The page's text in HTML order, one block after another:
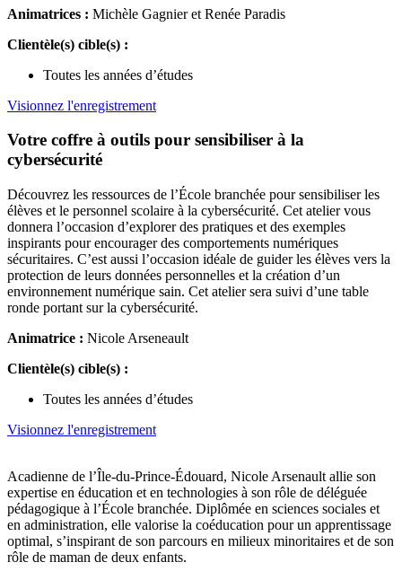
Animatrices : Michèle Gagnier et Renée Paradis
Clientèle(s) cible(s) :
Toutes les années d’études
Visionnez l'enregistrement
Votre coffre à outils pour sensibiliser à la
cybersécurité
Découvrez les ressources de l’École branchée pour sensibiliser les
élèves et le personnel scolaire à la cybersécurité. Cet atelier vous
donnera l’occasion d’explorer des pratiques et des exemples
inspirants pour encourager des comportements numériques
sécuritaires. C’est aussi l’occasion idéale de guider les élèves vers la
protection de leurs données personnelles et la création d’un
environnement numérique sain. Cet atelier sera suivi d’une table
ronde portant sur la cybersécurité.
Animatrice : Nicole Arseneault
Clientèle(s) cible(s) :
Toutes les années d’études
Visionnez l'enregistrement
Acadienne de l’Île-du-Prince-Édouard, Nicole Arsenault allie son
expertise en éducation et en technologies à son rôle de déléguée
pédagogique à l’École branchée. Diplômée en sciences sociales et
en administration, elle valorise la coéducation pour un apprentissage
optimal, s’inspirant de son parcours en milieux minoritaires et de son
rôle de maman de deux enfants.